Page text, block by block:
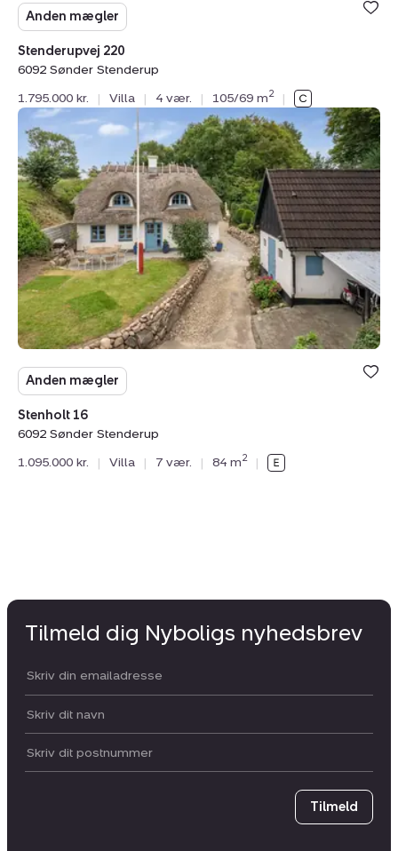
Anden mægler
Stenderupvej 220
6092 Sønder Stenderup
1.795.000 kr.
| Villa | 4 vær. | 105/69 m2 |
Villa:
Stenholt
16,
6092
Sønder
Stenderup
Anden mægler
Stenholt 16
6092 Sønder Stenderup
1.095.000 kr.
| Villa | 7 vær. | 84 m2 |
Tilmeld dig Nyboligs nyhedsbrev
Din email:
Dit navn:
Postnummer
Tilmeld